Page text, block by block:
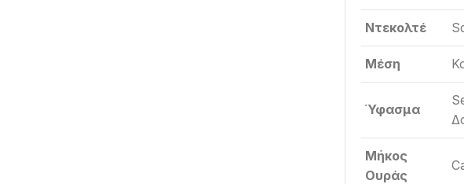
Ντεκολτέ
Μέση
Ύφασμα
Μήκος
Ουράς